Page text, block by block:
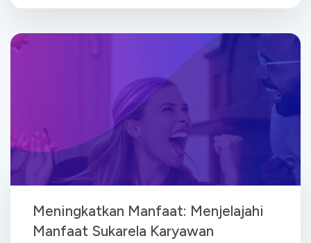
Meningkatkan Manfaat: Menjelajahi
Manfaat Sukarela Karyawan